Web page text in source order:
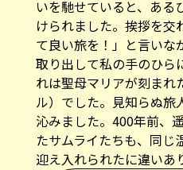
いを馳せていると、ある
けられました。挨拶を交
て良い旅を！」と言いな
取り出して私の手のひら
れは聖母マリアが刻まれ
ル）でした。見知らぬ旅
沁みました。400年前、
たサムライたちも、同じ
迎え入れられたに違いあ